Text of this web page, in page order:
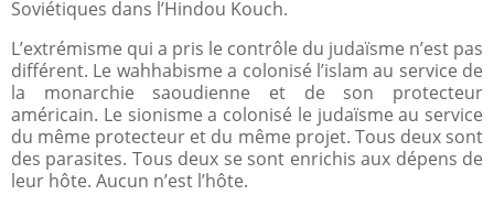
Soviétiques dans l’Hindou Kouch.
L’extrémisme qui a pris le contrôle du judaïsme n’est pas
différent. Le wahhabisme a colonisé l’islam au service de
la monarchie saoudienne et de son protecteur
américain. Le sionisme a colonisé le judaïsme au service
du même protecteur et du même projet. Tous deux sont
des parasites. Tous deux se sont enrichis aux dépens de
leur hôte. Aucun n’est l’hôte.